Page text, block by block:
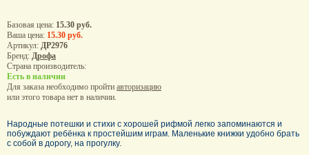
Базовая цена: 15.30 руб.
Ваша цена: 15.30 руб.
Артикул: ДР2976
Бренд: Дрофа
Страна производитель:
Есть в наличии
Для заказа необходимо пройти авторизацию
или этого товара нет в наличии.
Народные потешки и стихи с хорошей рифмой легко запоминаются и
побуждают ребёнка к простейшим играм. Маленькие книжки удобно брать
с собой в дорогу, на прогулку.